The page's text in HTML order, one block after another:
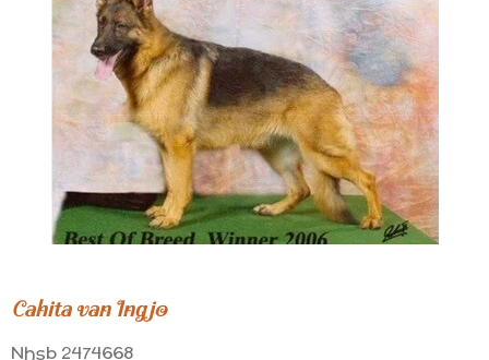
Cahita van Ingjo
Nhsb 2474668